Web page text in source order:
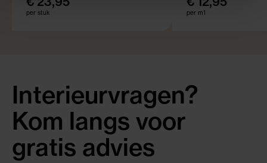
per stuk per m1
Interieurvragen?
Kom langs voor
gratis advies